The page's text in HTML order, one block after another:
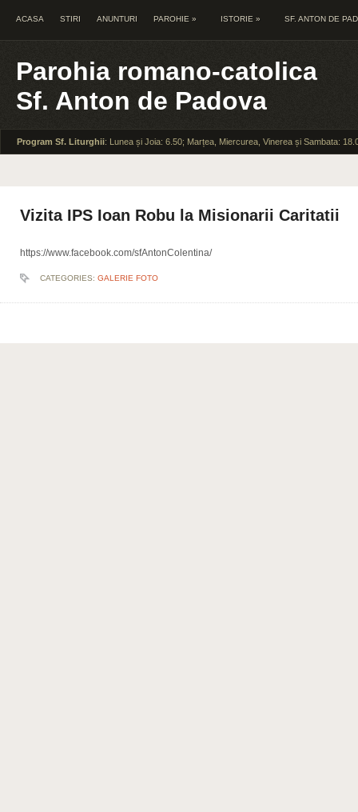
ACASA STIRI ANUNTURI PAROHIE » ISTORIE » SF. ANTON DE
Parohia romano-catolica
Sf. Anton de Padova
Program Sf. Liturghii: Lunea și Joia: 6.50; Marțea, Miercurea, Vinerea și Sambata:
Vizita IPS Ioan Robu la Misionarii Caritatii
https://www.facebook.com/sfAntonColentina/
CATEGORIES: GALERIE FOTO